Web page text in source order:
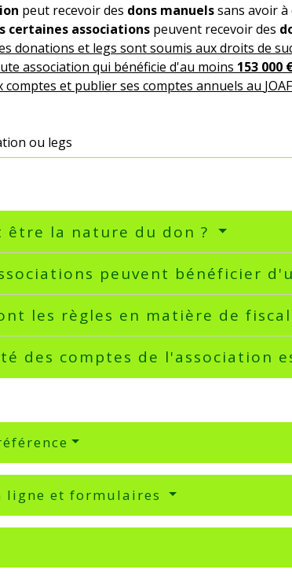
peut recevoir des dons manuelssans avoir à
certaines associationspeuvent recevoir des
donations et legs sont soumis aux droits de
association qui bénéficie d'au moins 153 000
comptes et publier ses comptes annuels au
ou legs
être la nature du don ?
peuvent bénéficier
les règles en matière de
des comptes de l'association
ligne et formulaires